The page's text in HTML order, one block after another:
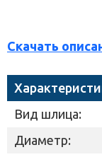
Скачать
Вид шлица:
Диаметр: